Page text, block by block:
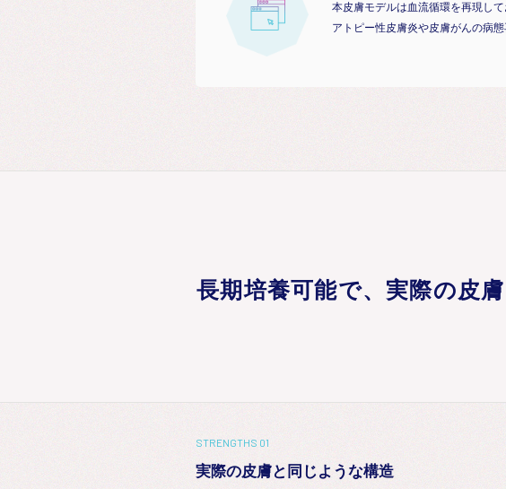
本皮膚モデルは血流循環を再現し
アトピー性皮膚炎や皮膚がんの病
長期培養可能で、実際の皮
STRENGTHS 01
実際の皮膚と同じような構造